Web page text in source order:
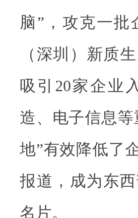
脑”，攻克一
（深圳）新质
吸引20家企业
造、电子信息
地”有效降低了
报道，成为东
名片。